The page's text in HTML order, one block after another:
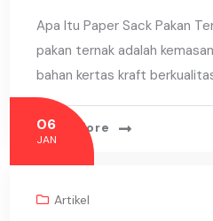
Apa Itu Paper Sack Pakan
pakan ternak adalah
bahan kertas kraft
Read More
06
JAN
Artikel